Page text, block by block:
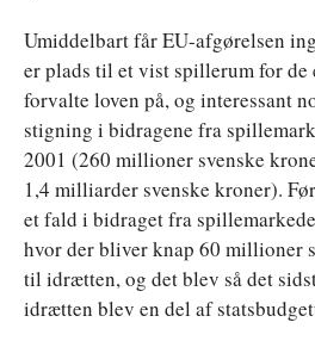
Umiddelbart får EU-afgørelsen
er plads til et vist spillerum for de
forvalte loven på, og interessant
stigning i bidragene fra
2001 (260 millioner svenske
1,4 milliarder svenske kroner).
et fald i bidraget fra
hvor der bliver knap 60 millioner
til idrætten, og det blev så det
idrætten blev en del af